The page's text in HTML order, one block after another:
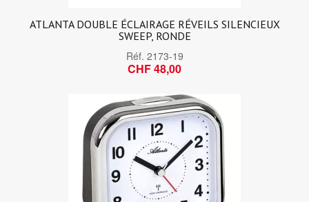
ATLANTA DOUBLE ÉCLAIRAGE RÉVEILS SILENCIEUX
SWEEP, RONDE
Réf. 2173-19
CHF 48,00